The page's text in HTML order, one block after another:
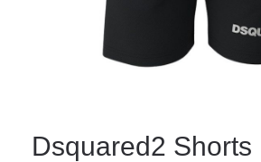
Dsquared2 Shorts